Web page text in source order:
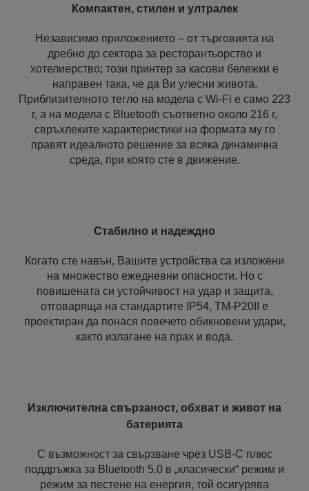
Компактен, стилен и ултралек
Независимо приложението – от търговията на
дребно до сектора за ресторантьорство и
хотелиерство; този принтер за касови бележки е
направен така, че да Ви улесни живота.
Приблизителното тегло на модела с Wi-Fi е само 223
г, а на модела с Bluetooth съответно около 216 г,
свръхлеките характеристики на формата му го
правят идеалното решение за всяка динамична
среда, при която сте в движение.
Стабилно и надеждно
Когато сте навън, Вашите устройства са изложени
на множество ежедневни опасности. Но с
повишената си устойчивост на удар и защита,
отговаряща на стандартите IP54, TM-P20II е
проектиран да понася повечето обикновени удари,
както излагане на прах и вода.
Изключителна свързаност, обхват и живот на
батерията
С възможност за свързване чрез USB-C плюс
поддръжка за Bluetooth 5.0 в „класически“ режим и
режим за пестене на енергия, той осигурява